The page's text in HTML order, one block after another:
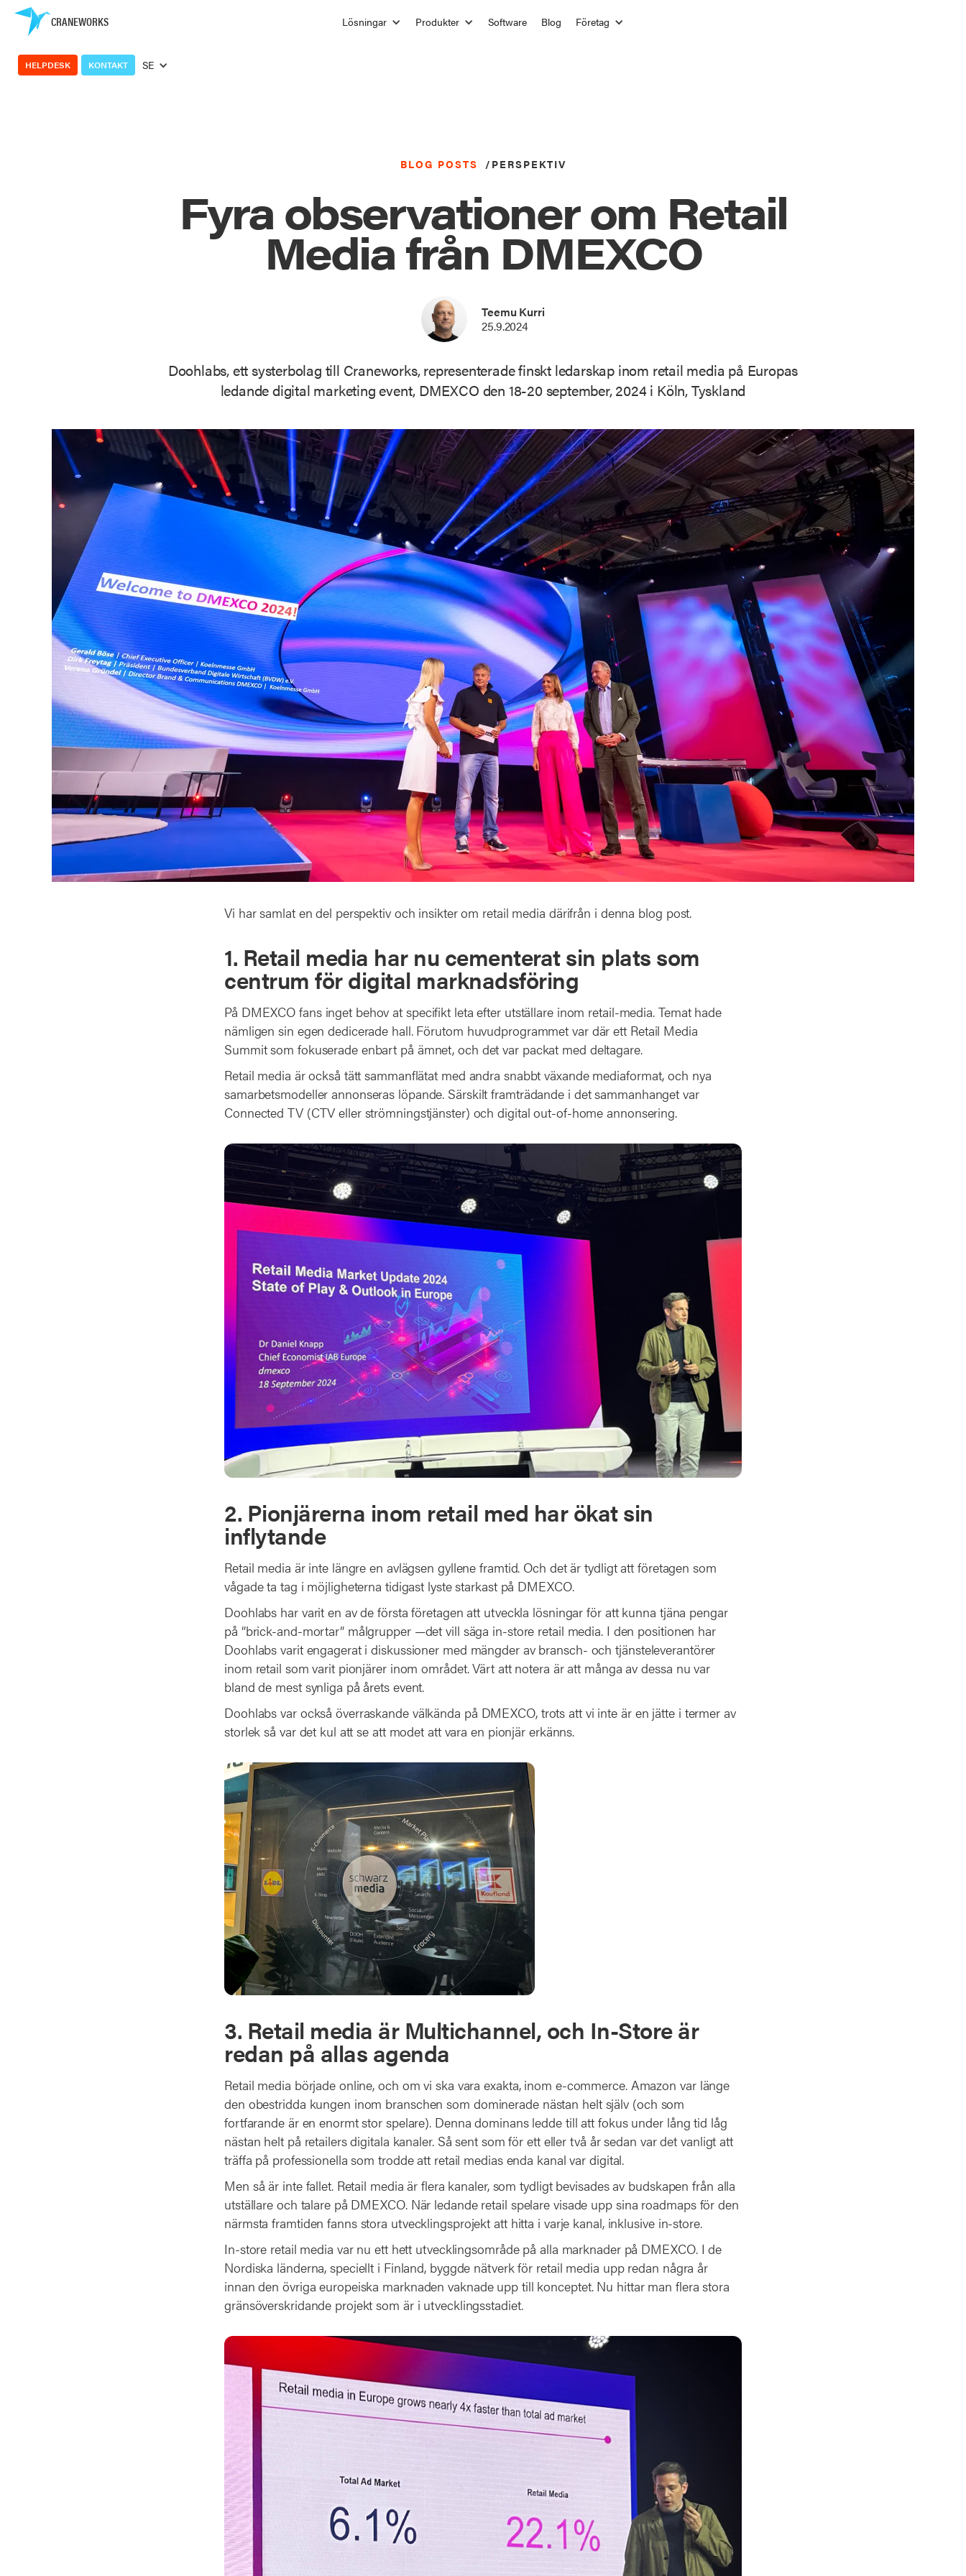
CRANEWORKS Lösningar Produkter Software Blog Företag
HELPDESK KONTAKT SE
BLOG POSTS / PERSPEKTIV
Fyra observationer om Retail
Media från DMEXCO
Teemu Kurri
25.9.2024
Doohlabs, ett systerbolag till Craneworks, representerade finskt ledarskap inom retail media på Europas
ledande digital marketing event, DMEXCO den 18-20 september, 2024 i Köln, Tyskland
Vi har samlat en del perspektiv och insikter om retail media därifrån i denna blog post.
1. Retail media har nu cementerat sin plats som
centrum för digital marknadsföring
På DMEXCO fans inget behov at specifikt leta efter utställare inom retail-media. Temat hade
nämligen sin egen dedicerade hall. Förutom huvudprogrammet var där ett Retail Media
Summit som fokuserade enbart på ämnet, och det var packat med deltagare.
Retail media är också tätt sammanflätat med andra snabbt växande mediaformat, och nya
samarbetsmodeller annonseras löpande. Särskilt framträdande i det sammanhanget var
Connected TV (CTV eller strömningstjänster) och digital out-of-home annonsering.
2. Pionjärerna inom retail med har ökat sin
inflytande
Retail media är inte längre en avlägsen gyllene framtid. Och det är tydligt att företagen som
vågade ta tag i möjligheterna tidigast lyste starkast på DMEXCO.
Doohlabs har varit en av de första företagen att utveckla lösningar för att kunna tjäna pengar
på ”brick-and-mortar” målgrupper —det vill säga in-store retail media. I den positionen har
Doohlabs varit engagerat i diskussioner med mängder av bransch- och tjänsteleverantörer
inom retail som varit pionjärer inom området. Värt att notera är att många av dessa nu var
bland de mest synliga på årets event.
Doohlabs var också överraskande välkända på DMEXCO, trots att vi inte är en jätte i termer av
storlek så var det kul att se att modet att vara en pionjär erkänns.
3. Retail media är Multichannel, och In-Store är
redan på allas agenda
Retail media började online, och om vi ska vara exakta, inom e-commerce. Amazon var länge
den obestridda kungen inom branschen som dominerade nästan helt själv (och som
fortfarande är en enormt stor spelare). Denna dominans ledde till att fokus under lång tid låg
nästan helt på retailers digitala kanaler. Så sent som för ett eller två år sedan var det vanligt att
träffa på professionella som trodde att retail medias enda kanal var digital.
Men så är inte fallet. Retail media är flera kanaler, som tydligt bevisades av budskapen från alla
utställare och talare på DMEXCO. När ledande retail spelare visade upp sina roadmaps för den
närmsta framtiden fanns stora utvecklingsprojekt att hitta i varje kanal, inklusive in-store.
In-store retail media var nu ett hett utvecklingsområde på alla marknader på DMEXCO. I de
Nordiska länderna, speciellt i Finland, byggde nätverk för retail media upp redan några år
innan den övriga europeiska marknaden vaknade upp till konceptet. Nu hittar man flera stora
gränsöverskridande projekt som är i utvecklingsstadiet.